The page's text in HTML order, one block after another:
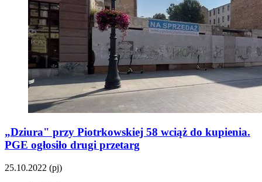
„Dziura" przy Piotrkowskiej 58 wciąż do kupienia.
PGE ogłosiło drugi przetarg
25.10.2022 (pj)